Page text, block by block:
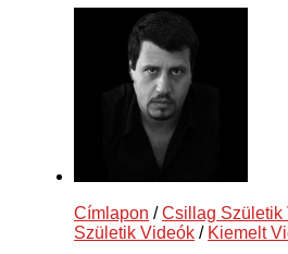
Címlapon /Csillag Születik
Születik Videók / Kiemelt